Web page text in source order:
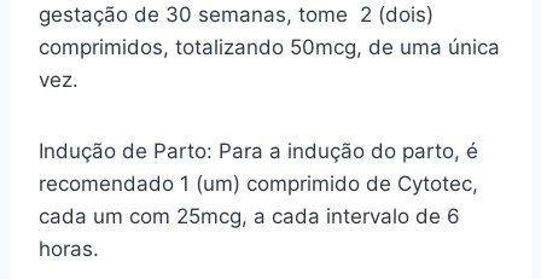
gestação de 30 semanas, tome 2 (dois)
comprimidos, totalizando 50mcg, de uma única
vez.
Indução de Parto: Para a indução do parto, é
recomendado 1 (um) comprimido de Cytotec,
cada um com 25mcg, a cada intervalo de 6
horas.